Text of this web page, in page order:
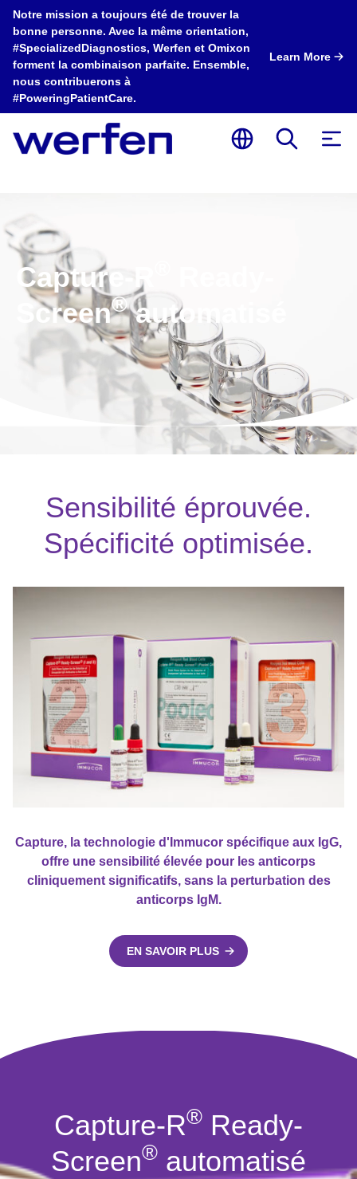
Notre mission a toujours été de trouver la
bonne personne. Avec la même orientation,
#SpecializedDiagnostics, Werfen et Omixon
forment la combinaison parfaite. Ensemble,
nous contribuerons à
#PoweringPatientCare.
Learn More
Capture-R
Screen®automatisé
Sensibilité éprouvée.
Spécificité optimisée.
Capture, la technologie d'Immucor spécifique aux IgG,
offre une sensibilité élevée pour les anticorps
cliniquement significatifs, sans la perturbation des
anticorps IgM.
EN SAVOIR PLUS
Capture-R® Ready-
Screen® automatisé